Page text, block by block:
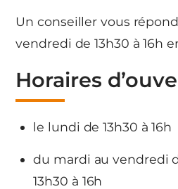
Un conseiller vous
vendredi de 13h30 à 16h
Horaires
le lundi de 13h30 à 16h
du mardi au vendredi
13h30 à 16h